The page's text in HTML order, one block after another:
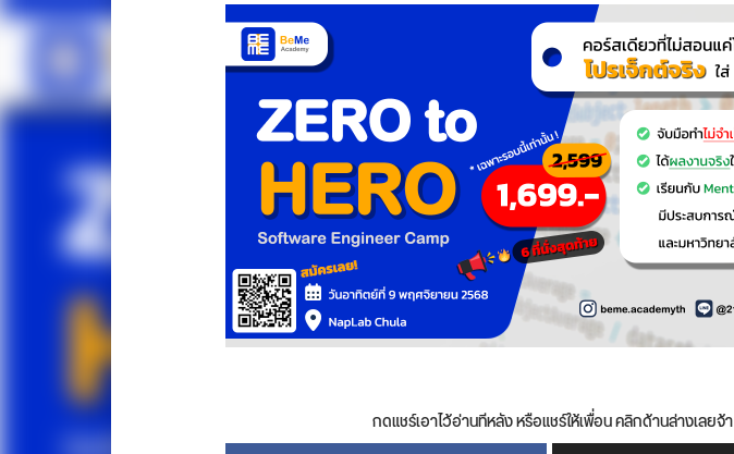
กดแชร์เอาไว้อ่านทีหลัง หรือแชร์ให้เพื่อน คลิกด้านล่างเลยจ้า